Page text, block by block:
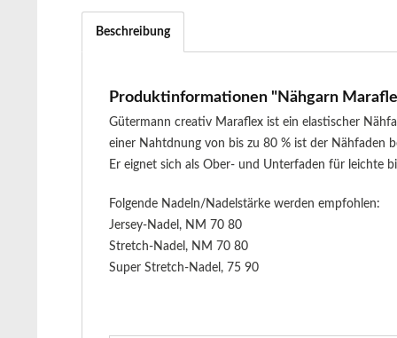
Beschreibung
Produktinformationen "Nähgarn
Gütermann creativ Maraflex ist ein elastischer
einer Nahtdnung von bis zu 80 % ist der Nähfaden
Er eignet sich als Ober- und Unterfaden für leichte
Folgende Nadeln/Nadelstärke werden empfohlen:
Jersey-Nadel, NM 70 80
Stretch-Nadel, NM 70 80
Super Stretch-Nadel, 75 90